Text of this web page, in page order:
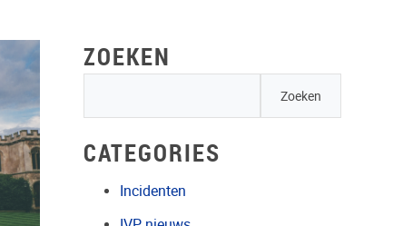
ZOEKEN
CATEGORIES
Incidenten